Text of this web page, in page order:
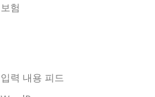
보험
입력 내용 피드